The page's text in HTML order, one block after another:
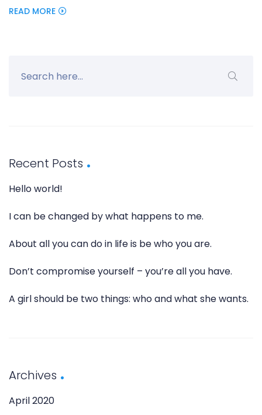
READ MORE
Recent Posts
Hello world!
I can be changed by what happens to me.
About all you can do in life is be who you are.
Don’t compromise yourself – you’re all you have.
A girl should be two things: who and what she wants.
Archives
April 2020